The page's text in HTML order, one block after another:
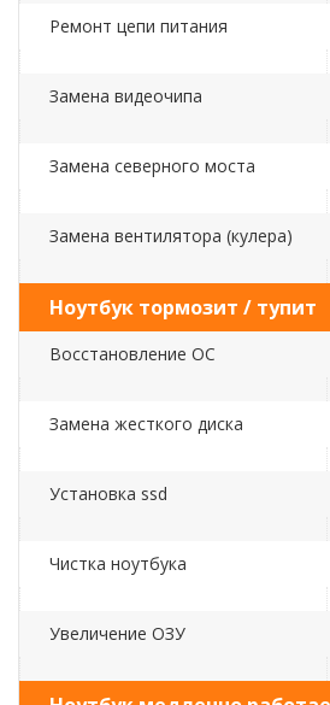
Ремонт цепи питания
Замена видеочипа
Замена северного моста
Замена вентилятора (кулера)
Ноутбук тормозит / тупит
Восстановление ОС
Замена жесткого диска
Установка ssd
Чистка ноутбука
Увеличение ОЗУ